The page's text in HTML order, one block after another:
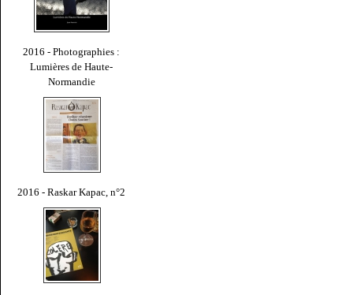
2016 - Photographies :
Lumières de Haute-
Normandie
2016 - Raskar Kapac, n°2